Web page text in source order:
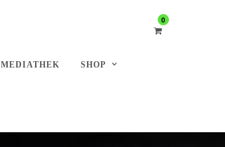
0
MEDIATHEK SHOP